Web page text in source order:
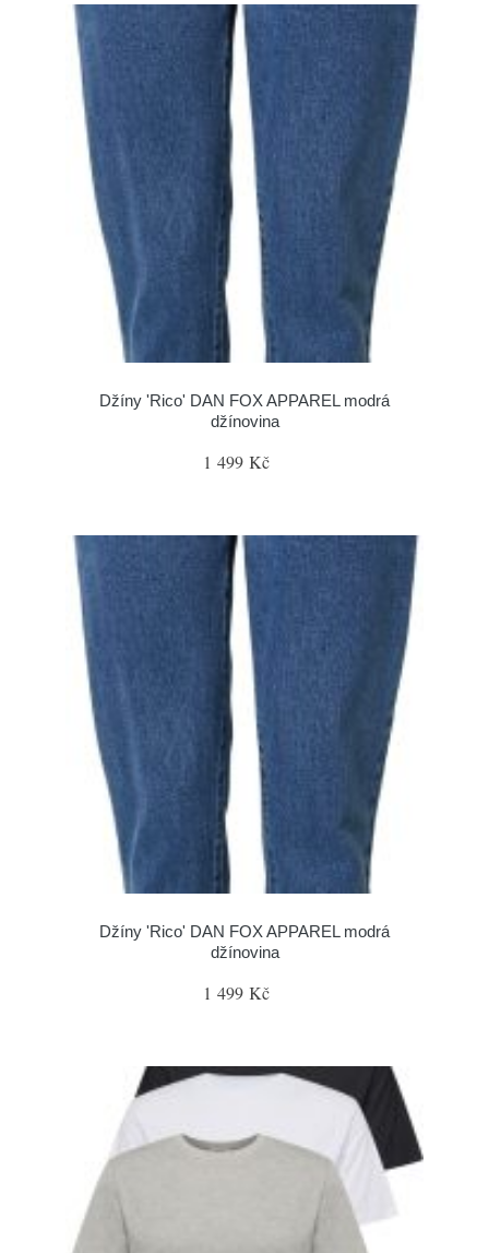
Džíny 'Rico' DAN FOX APPAREL modrá
džínovina
1 499 Kč
Džíny 'Rico' DAN FOX APPAREL modrá
džínovina
1 499 Kč